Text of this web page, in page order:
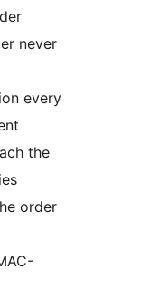
never
every
the
order